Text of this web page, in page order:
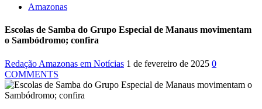
Amazonas
Escolas de Samba do Grupo Especial de Manaus movimentam
o Sambódromo; confira
Redação Amazonas em Notícias 1 de fevereiro de 2025 0
COMMENTS